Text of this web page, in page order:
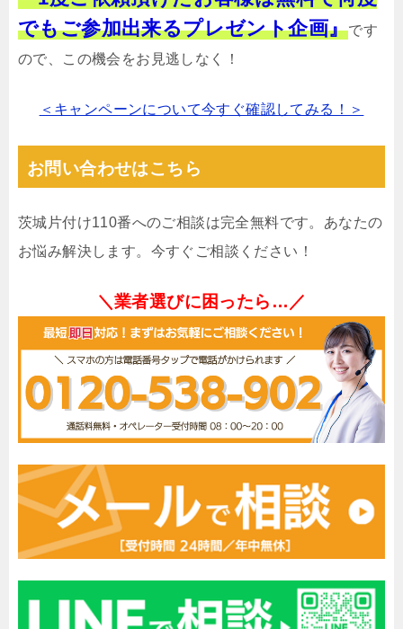
でもご参加出来るプレゼント企画』です
ので、この機会をお見逃しなく！
＜キャンペーンについて今すぐ確認してみる！＞
お問い合わせはこちら
茨城片付け110番へのご相談は完全無料です。あなたの
お悩み解決します。今すぐご相談ください！
＼業者選びに困ったら…／